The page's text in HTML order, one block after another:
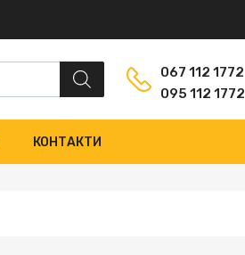
067 112 1772
095 112 1772
КОНТАКТИ